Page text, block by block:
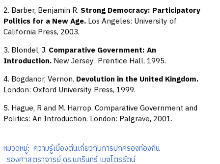
2. Barber, Benjamin R. Strong Democracy: Participatory
Politics for a New Age.Los Angeles: University of
California Press, 2003.
3. Blondel, J. Comparative Government: An
Introduction.New Jersey: Prentice Hall, 1995.
4. Bogdanor, Vernon. Devolution in the United Kingdom.
London: Oxford University Press, 1999.
5. Hague, R and M. Harrop. Comparative Government and
Politics: An Introduction. London: Palgrave, 2001.
หมวดหมู่: ความรู้เบื้องต้นเกี่ยวกับการปกครองท้องถิ่น
รองศาสตราจารย์ ดร.นครินทร์ เมฆไตรรัตน์